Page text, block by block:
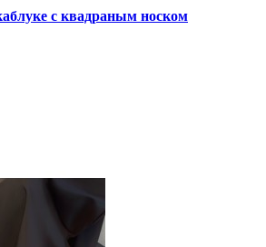
с квадраным носком